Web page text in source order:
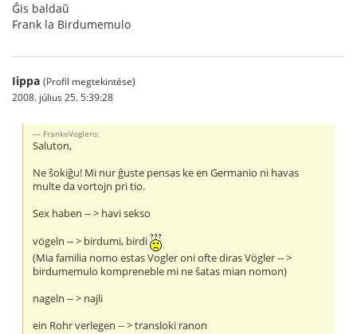
Ĝis baldaŭ
Frank la Birdumemulo
Iippa (Profil megtekintése)
2008. július 25. 5:39:28
FrankoVoglero:
Saluton,
Ne ŝokiĝu! Mi nur ĝuste pensas ke en Germanio ni havas
multe da vortojn pri tio.
Sex haben -- > havi sekso
vögeln -- > birdumi, birdi
(Mia familia nomo estas Vogler oni ofte diras Vögler -- >
birdumemulo kompreneble mi ne ŝatas mian nomon)
nageln -- > najli
ein Rohr verlegen -- > transloki ranon